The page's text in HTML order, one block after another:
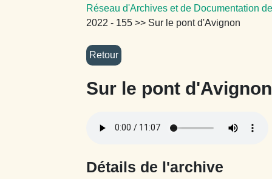
Réseau d'Archives et de Documentation
2022 - 155 >> Sur le pont d'Avignon
Sur le pont d'Avignon
Détails de l'archive